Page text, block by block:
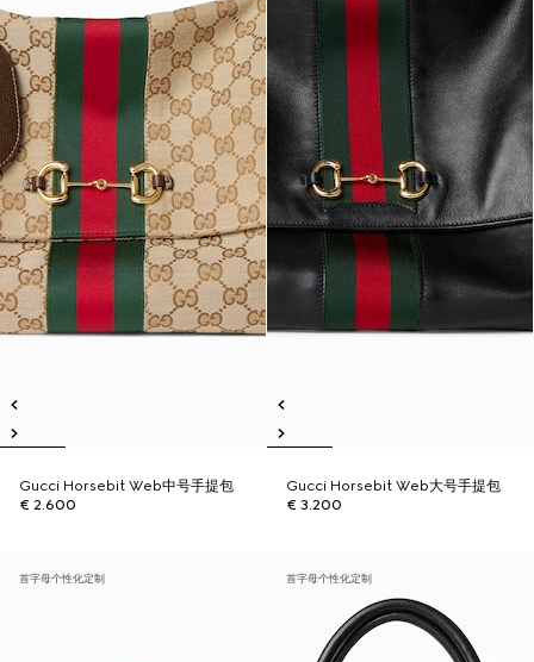
Gucci Horsebit Web中号手提包
€ 2.600
Gucci Horsebit Web大号手提包
€ 3.200
首字母个性化定制 首字母个性化定制